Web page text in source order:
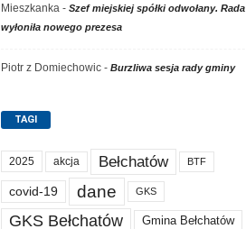
Mieszkanka- Szef miejskiej spółki odwołany. Rada
wyłoniła nowego prezesa
Piotr z Domiechowic- Burzliwa sesja rady gminy
TAGI
2025 akcja Bełchatów BTF
covid-19 dane GKS
GKS Bełchatów Gmina Bełchatów